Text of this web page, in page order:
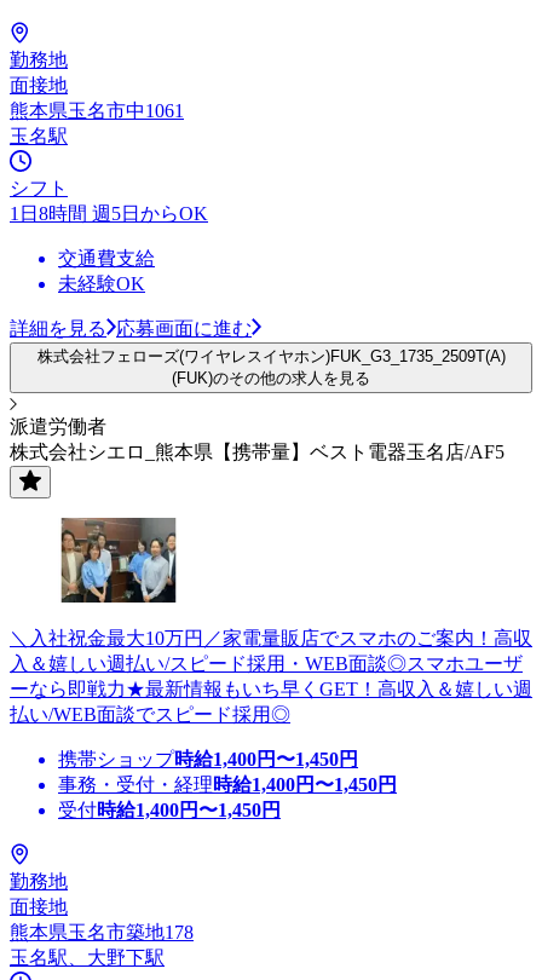
勤務地
面接地
熊本県玉名市中1061
玉名駅
シフト
1日8時間 週5日からOK
交通費支給
未経験OK
詳細を見る 応募画面に進む
株式会社フェローズ(ワイヤレスイヤホン)FUK_G3_1735_2509T(A)
(FUK)のその他の求人を見る
派遣労働者
株式会社シエロ_熊本県【携帯量】ベスト電器玉名店/AF5
＼入社祝金最大10万円／家電量販店でスマホのご案内！高収
入＆嬉しい週払い/スピード採用・WEB面談◎スマホユーザ
ーなら即戦力★最新情報もいち早くGET！高収入＆嬉しい週
払い/WEB面談でスピード採用◎
携帯ショップ時給1,400円〜1,450円
事務・受付・経理時給1,400円〜1,450円
受付時給1,400円〜1,450円
勤務地
面接地
熊本県玉名市築地178
玉名駅、大野下駅